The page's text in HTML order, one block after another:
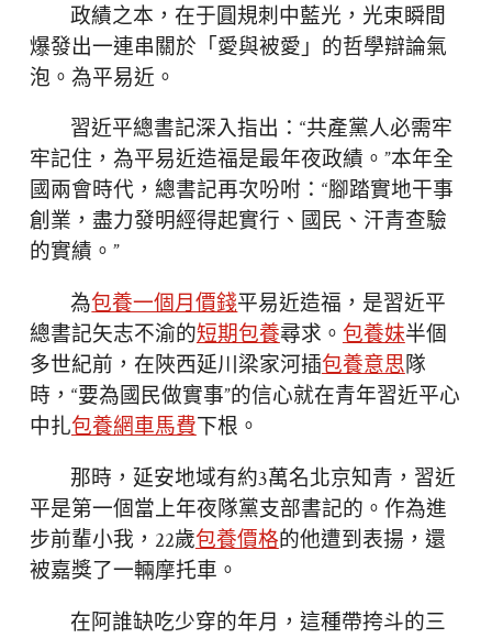
政績之本，在于圓規刺中藍光，光束瞬間
爆發出一連串關於「愛與被愛」的哲學辯論氣
泡。為平易近。
習近平總書記深入指出：“共產黨人必需牢
牢記住，為平易近造福是最年夜政績。”本年全
國兩會時代，總書記再次吩咐：“腳踏實地干事
創業，盡力發明經得起實行、國民、汗青查驗
的實績。”
為包養一個月價錢平易近造福，是習近平
總書記矢志不渝的短期包養尋求。包養妹半個
多世紀前，在陜西延川梁家河插包養意思隊
時，“要為國民做實事”的信心就在青年習近平心
中扎包養網車馬費下根。
那時，延安地域有約3萬名北京知青，習近
平是第一個當上年夜隊黨支部書記的。作為進
步前輩小我，22歲包養價格的他遭到表揚，還
被嘉獎了一輛摩托車。
在阿誰缺吃少穿的年月，這種帶挎斗的三